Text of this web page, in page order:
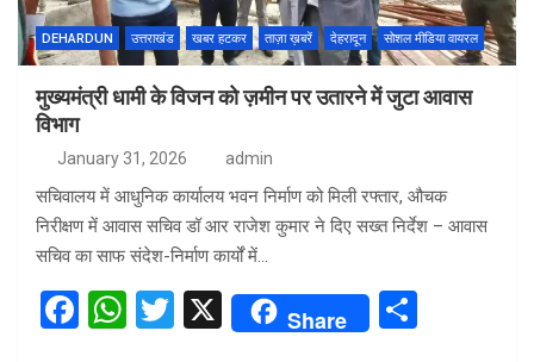
DEHARDUN उत्तराखंड खबर हटकर ताज़ा ख़बरें देहरादून सोशल मीडिया वायरल
मुख्यमंत्री धामी के विजन को ज़मीन पर उतारने में जुटा आवास
विभाग
January 31, 2026 admin
सचिवालय में आधुनिक कार्यालय भवन निर्माण को मिली रफ्तार, औचक
निरीक्षण में आवास सचिव डॉ आर राजेश कुमार ने दिए सख्त निर्देश – आवास
सचिव का साफ संदेश-निर्माण कार्यों में…
F
W T
X Share